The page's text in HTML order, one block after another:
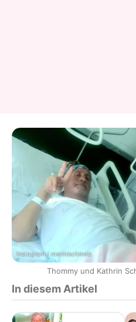
Instagram / mermischmelz
Thommy und Kathrin
In diesem Artikel